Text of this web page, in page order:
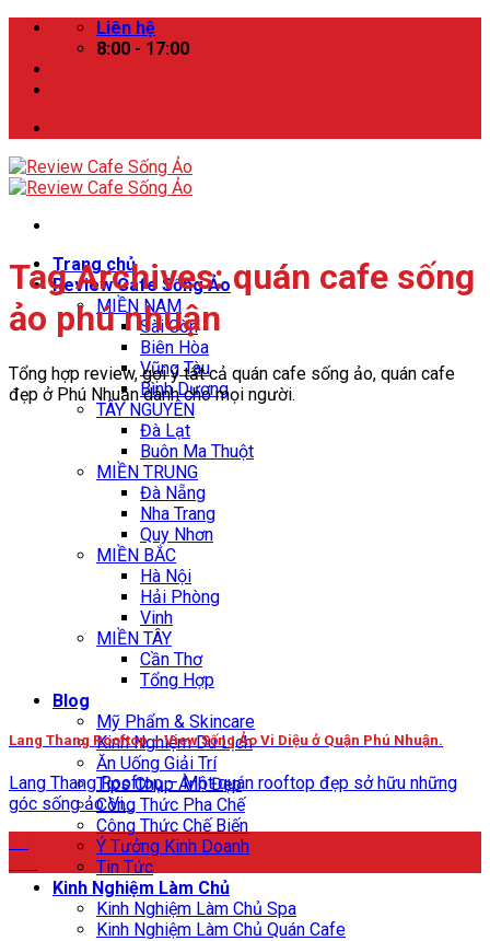
Skip
content
Liên hệ
8:00 - 17:00
Trang chủ
Review Cafe Sống Ảo
MIỀN NAM
Sài Gòn
Biên Hòa
Vũng Tàu
Bình Dương
TÂY NGUYÊN
Đà Lạt
Buôn Ma Thuột
MIỀN TRUNG
Đà Nẵng
Nha Trang
Quy Nhơn
MIỀN BẮC
Hà Nội
Hải Phòng
Vinh
MIỀN TÂY
Cần Thơ
Tổng Hợp
Blog
Mỹ Phẩm & Skincare
Kinh Nghiệm Du Lịch
Ăn Uống Giải Trí
Tips Chụp Ảnh Đẹp
Công Thức Pha Chế
Công Thức Chế Biến
Ý Tưởng Kinh Doanh
Tin Tức
Kinh Nghiệm Làm Chủ
Kinh Nghiệm Làm Chủ Spa
Kinh Nghiệm Làm Chủ Quán Cafe
Tag Archives:quán cafe sống
ảo phú nhuận
Tổng hợp review, gợi ý tất cả quán cafe sống ảo, quán cafe
đẹp ở Phú Nhuận dành cho mọi người.
Lang Thang Rooftop – View Sống Ảo Vi Diệu ở Quận Phú Nhuận.
Lang Thang Rooftop – Một quán rooftop đẹp sở hữu những
góc sống ảo Vi...